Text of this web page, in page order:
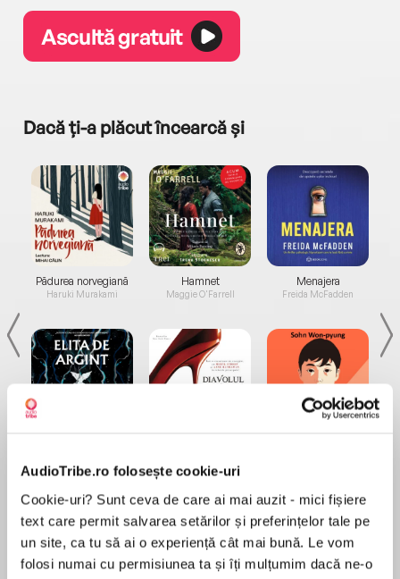
AudioTribe.ro folosește cookie-uri
Cookie-uri? Sunt ceva de care ai mai auzit - mici fișiere
text care permit salvarea setărilor și preferințelor tale pe
un site, ca tu să ai o experiență cât mai bună. Le vom
folosi numai cu permisiunea ta și îți mulțumim dacă ne-o
Ascultă gratuit
Dacă ți-a plăcut încearcă și
Pădurea norvegiană
Haruki Murakami
Hamnet
Maggie O'Farrell
Menajera
Freida McFadden
Desprecarte